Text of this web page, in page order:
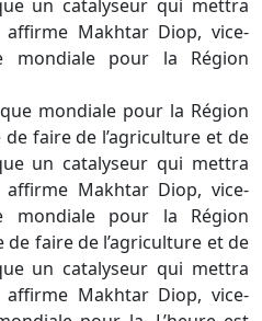
un catalyseur qui mettra
Makhtar Diop, vice-
mondiale pour la Région
mondiale pour la Région
de faire de l’agriculture et de
un catalyseur qui mettra
Makhtar Diop, vice-
mondiale pour la Région
de faire de l’agriculture et de
un catalyseur qui mettra
Makhtar Diop, vice-